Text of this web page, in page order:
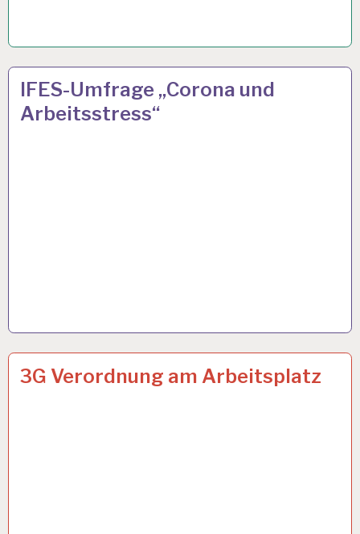
3
G
REGEL…
IFES-Umfrage „Corona und
Arbeitsstress“
23 NOV. 2021
ARBEIT
UND
3G Verordnung am Arbeitsplatz
26 OKT. 2021